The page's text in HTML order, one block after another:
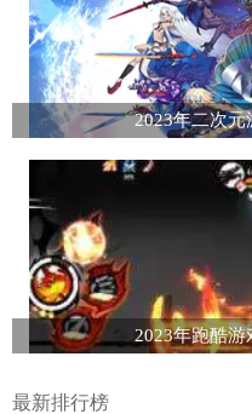
2023年二次元
2023年跑酷
最新排行榜